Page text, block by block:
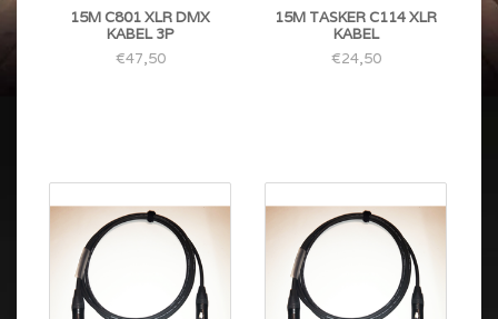
15M C801 XLR DMX
KABEL 3P
€47,50
15M TASKER C114 XLR
KABEL
€24,50